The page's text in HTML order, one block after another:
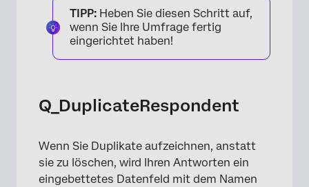
TIPP: Heben Sie diesen Schritt auf,
wenn Sie Ihre Umfrage fertig
eingerichtet haben!
Q_DuplicateRespondent
Wenn Sie Duplikate aufzeichnen, anstatt
sie zu löschen, wird Ihren Antworten ein
eingebettetes Datenfeld mit dem Namen